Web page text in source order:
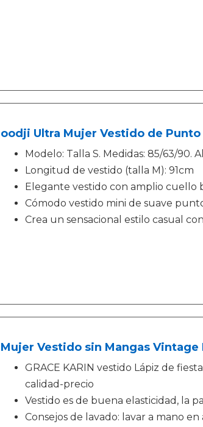
oodji Ultra Mujer Vestido de Punto
Modelo: Talla S. Medidas: 85/63/90.
Longitud de vestido (talla M): 91cm
Elegante vestido con amplio cuello
Cómodo vestido mini de suave
Crea un sensacional estilo casual
Mujer Vestido sin Mangas Vintage
GRACE KARIN vestido Lápiz de
calidad-precio
Vestido es de buena elasticidad, la
Consejos de lavado: lavar a mano